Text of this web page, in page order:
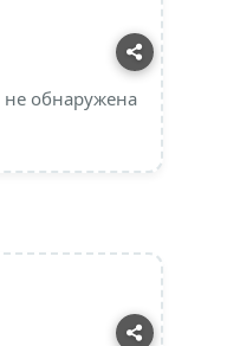
обнаружена